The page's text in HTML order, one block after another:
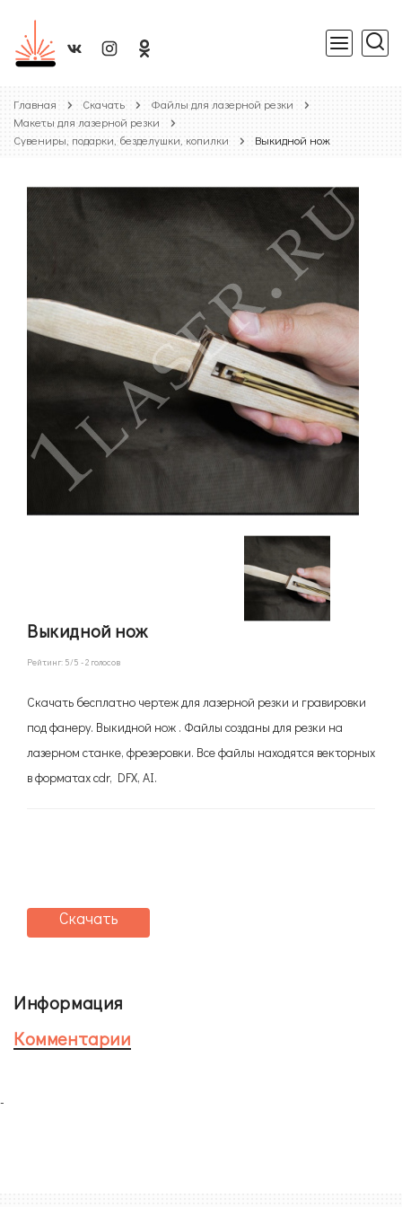
Главная Скачать
Файлы для лазерной резки
Макеты для лазерной резки
Сувениры, подарки, безделушки, копилки
Выкидной нож
Выкидной нож
Рейтинг: 5/5 -2 голосов
Скачать бесплатно чертеж для лазерной резки и гравировки
под фанеру. Выкидной нож . Файлы созданы для резки на
лазерном станке, фрезеровки. Все файлы находятся векторных
в форматах cdr, DFX, AI.
Скачать
Информация
Комментарии
-